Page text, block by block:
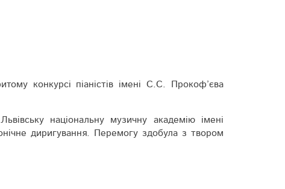
конкурсі піаністів імені С.С. Про­коф’єва
націо­наль­ну музичну ака­демію імені
ди­ри­гуван­ня. Перемогу здобула з твором